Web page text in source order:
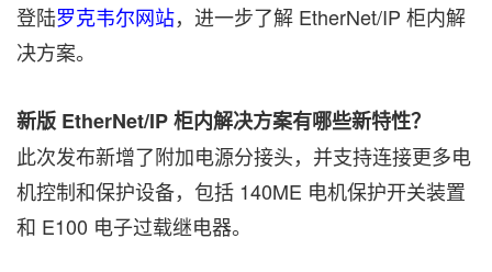
登陆罗克韦尔网站，进一步了解 EtherNet/IP 柜内解
决方案。
新版 EtherNet/IP 柜内解决方案有哪些新特性？
此次发布新增了附加电源分接头，并支持连接更多电
机控制和保护设备，包括 140ME 电机保护开关装置
和 E100 电子过载继电器。